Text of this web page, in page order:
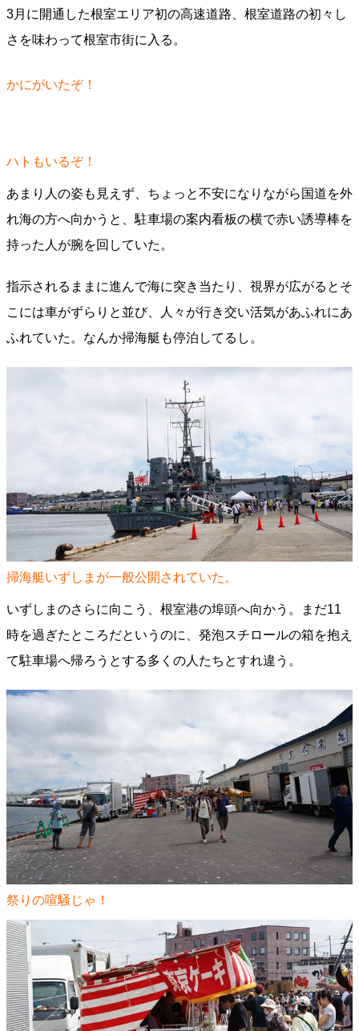
3月に開通した根室エリア初の高速道路、根室道路の初々し
さを味わって根室市街に入る。
かにがいたぞ！
ハトもいるぞ！
あまり人の姿も見えず、ちょっと不安になりながら国道を外
れ海の方へ向かうと、駐車場の案内看板の横で赤い誘導棒を
持った人が腕を回していた。
指示されるままに進んで海に突き当たり、視界が広がるとそ
こには車がずらりと並び、人々が行き交い活気があふれにあ
ふれていた。なんか掃海艇も停泊してるし。
掃海艇いずしまが一般公開されていた。
いずしまのさらに向こう、根室港の埠頭へ向かう。まだ11
時を過ぎたところだというのに、発泡スチロールの箱を抱え
て駐車場へ帰ろうとする多くの人たちとすれ違う。
祭りの喧騒じゃ！